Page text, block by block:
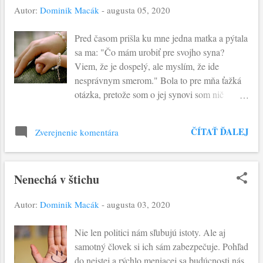
vysoký vrch". Privádza ich na miesto, kde sú
dievča, ktorá sa chce dotknúť neba. Peter chce
urobiť "tri stánky". Rýchlo si uvedomíme, že
nie Ježiš potrebuje túto zmenu. Sú to samotní
učeníci, ktorí potrebujú túto skúsenosť.
Dôležitý moment - dokonca nevyhnutný - pre
ticha. Modlitba, ktorá pomáha objaviť vlastnú
tvár. Stojac zoči voči osláveného Krista, aj tvár
učeníka v...
Autor: Dominik Macák - augusta 05, 2020
Pred časom prišla ku mne jedna matka a pýtala
sa ma: "Čo mám urobiť pre svojho syna?
Viem, že je dospelý, ale myslím, že ide
nesprávnym smerom." Bola to pre mňa ťažká
otázka, pretože som o jej synovi som nič
povrchne, ale nie je. Modlitba za niekoho
znamená spojivko medzi Božou a ľudskou
vôľou. Dnešné evanjelium nám ponúka skvelý
príklad. Kanaánska žena prosí za svoju dcéru:
Dcéru mi hrozne trápi zlý duch." Je to
pomoc. Ale na druhej strane prejavuje lásku k
svojej dcére. Jej život sa pohybuje medzi
Zverejnenie komentára ČÍTAŤ ĎALEJ
Nenechá v štichu
Autor: Dominik Macák - augusta 03, 2020
Nie len politici nám sľubujú istoty. Ale aj
samotný človek si ich sám zabezpečuje. Pohľad
do neistej a rýchlo meniacej sa budúcnosti nás